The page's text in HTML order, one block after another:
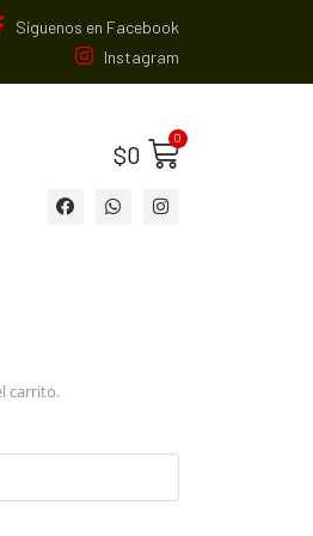
Síguenos en Facebook
Instagram
$0
carrito.